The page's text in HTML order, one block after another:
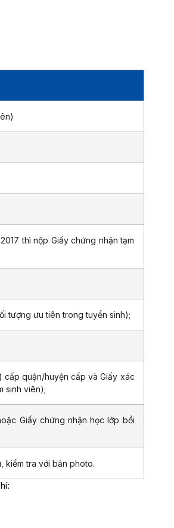
thì nộp Giấy chứng nhận tạm
tượng ưu tiên trong tuyển sinh);
cấp quận/huyện cấp và Giấy xác
sinh viên);
Giấy chứng nhận học lớp bồi
kiểm tra với bản photo.